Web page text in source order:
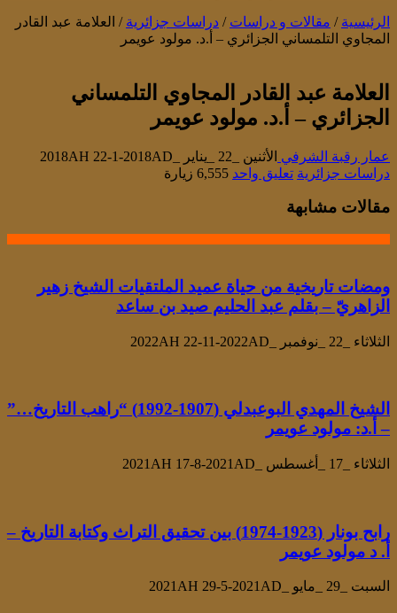
الرئيسية / مقالات و دراسات / دراسات جزائرية / العلامة عبد القادر
المجاوي التلمساني الجزائري – أ.د. مولود عويمر
العلامة عبد القادر المجاوي التلمساني
الجزائري – أ.د. مولود عويمر
عمار رقبة الشرفي الأثنين _22 _يناير _2018AH 22-1-2018AD
دراسات جزائرية تعليق واحد 6,555 زيارة
مقالات مشابهة
ومضات تاريخية من حياة عميد الملتقيات الشيخ زهير
الزاهريّ – بقلم عبد الحليم صيد بن ساعد
الثلاثاء _22 _نوفمبر _2022AH 22-11-2022AD
الشيخ المهدي البوعبدلي (1907-1992) “راهب التاريخ…”
– أ.د: مولود عويمر
الثلاثاء _17 _أغسطس _2021AH 17-8-2021AD
رابح بونار (1923-1974) بين تحقيق التراث وكتابة التاريخ –
أ. د مولود عويمر
السبت _29 _مايو _2021AH 29-5-2021AD